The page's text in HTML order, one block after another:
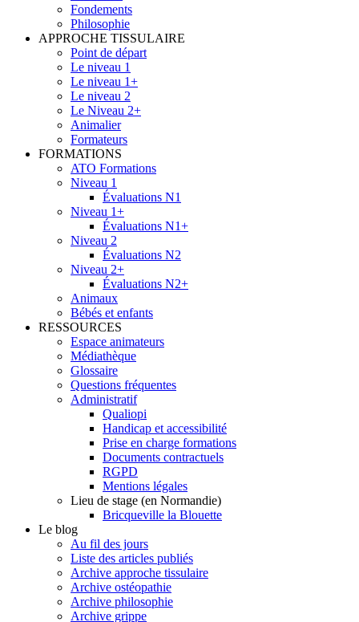
Fondements
Philosophie
APPROCHE TISSULAIRE
Point de départ
Le niveau 1
Le niveau 1+
Le niveau 2
Le Niveau 2+
Animalier
Formateurs
FORMATIONS
ATO Formations
Niveau 1
Évaluations N1
Niveau 1+
Évaluations N1+
Niveau 2
Évaluations N2
Niveau 2+
Évaluations N2+
Animaux
Bébés et enfants
RESSOURCES
Espace animateurs
Médiathèque
Glossaire
Questions fréquentes
Administratif
Qualiopi
Handicap et accessibilité
Prise en charge formations
Documents contractuels
RGPD
Mentions légales
Lieu de stage (en Normandie)
Bricqueville la Blouette
Le blog
Au fil des jours
Liste des articles publiés
Archive approche tissulaire
Archive ostéopathie
Archive philosophie
Archive grippe